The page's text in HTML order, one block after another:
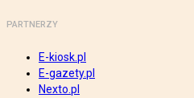
PARTNERZY
E-kiosk.pl
E-gazety.pl
Nexto.pl